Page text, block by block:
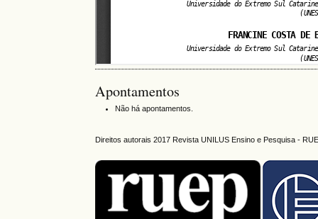
Apontamentos
Não há apontamentos.
Direitos autorais 2017 Revista UNILUS Ensino e Pesquisa -